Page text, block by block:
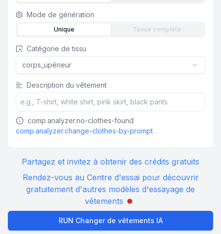
Mode de génération
Unique Tenue complète
Catégorie de tissu
corps_upérieur
Description du vêtement
comp.analyzer.no-clothes-found
comp.analyzer.change-clothes-by-prompt
Partagez et invitez à obtenir des crédits gratuits
Rendez-vous au Centre d'essai pour découvrir
gratuitement d'autres modèles d'essayage de
vêtements
RUN Changer de vêtements IA